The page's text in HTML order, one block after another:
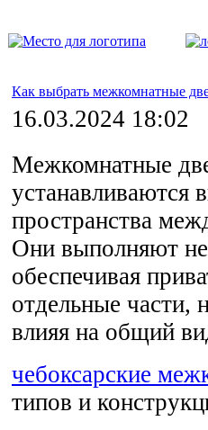
Как выбрать межкомнатные
16.03.2024 18:02
Межкомнатные
устанавливаются
пространства
Они выполняют
обеспечивая
отдельные
влияя на общий
чебоксарские
типов и